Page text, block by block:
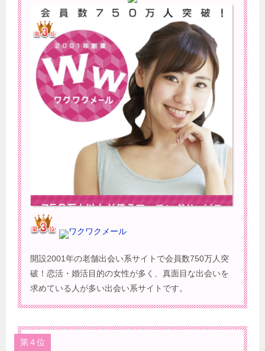
ワクワクメール
開設2001年の老舗出会い系サイトで会員数750万人突
破！恋活・婚活目的の女性が多く、真面目な出会いを
求めている人が多い出会い系サイトです。
第４位